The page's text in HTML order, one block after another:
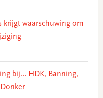
krijgt waarschuwing om
bij… HDK, Banning,